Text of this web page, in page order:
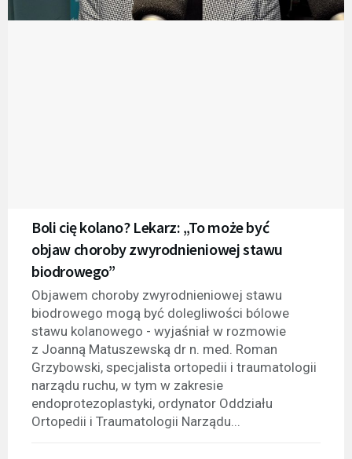
Boli cię kolano? Lekarz: „To może być
objaw choroby zwyrodnieniowej stawu
biodrowego”
Objawem choroby zwyrodnieniowej stawu
biodrowego mogą być dolegliwości bólowe
stawu kolanowego - wyjaśniał w rozmowie
z Joanną Matuszewską dr n. med. Roman
Grzybowski, specjalista ortopedii i traumatologii
narządu ruchu, w tym w zakresie
endoprotezoplastyki, ordynator Oddziału
Ortopedii i Traumatologii Narządu...